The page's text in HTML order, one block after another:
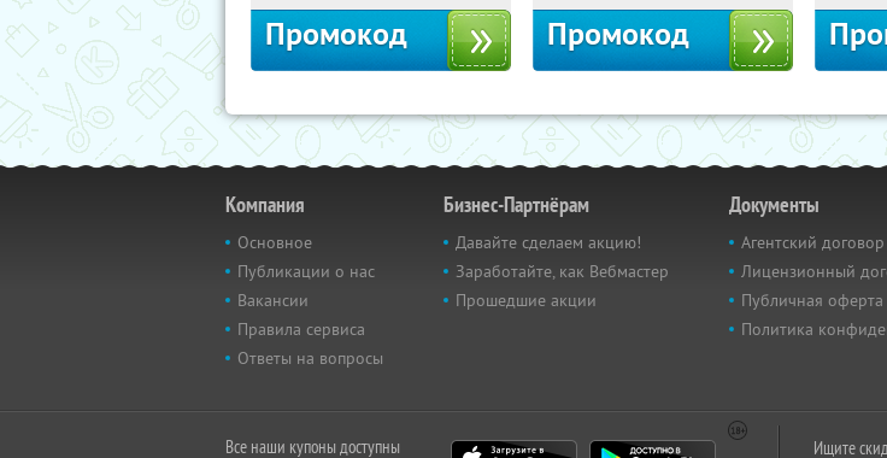
Промокод Промокод
Компания
Основное
Публикации о нас
Вакансии
Правила сервиса
Ответы на вопросы
Бизнес-Партнёрам
Давайте сделаем акцию!
Заработайте, как Вебмастер
Прошедшие акции
Документы
Агентский договор
Лицензионный
Публичная оферта
Политика
Все наши купоны доступны Ищите